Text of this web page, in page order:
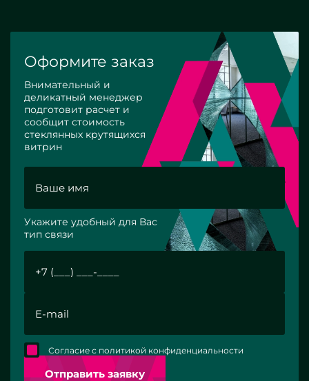
Оформите заказ
Внимательный и
деликатный менеджер
подготовит расчет и
сообщит стоимость
стеклянных крутящихся
витрин
Укажите удобный для Вас
тип связи
Отправить заявку
Согласие с политикой конфиденциальности